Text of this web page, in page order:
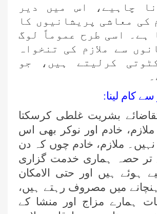
چاہیے، اس میں دیر
کی معاشی پریشانیوں کا
ہے۔ اسی طرح عموماً لوگ
سے ملازم کی تنخواہ
کرلیتے ہیں، جو
کام لینا:
بشریت غلطی کرسکتا
ملازم، خادم اور نوکر بھی اس
ملازم، خادم چوں کہ دن
تر حصہ ہماری خدمت گزاری
ہوئے ہیں اور حتی الامکان
میں مصروف رہتے ہیں،
ہمارے مزاج اور منشا کے